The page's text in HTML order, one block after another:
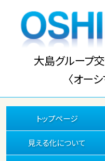
大島グループ
〈オー
トップページ
見える化について